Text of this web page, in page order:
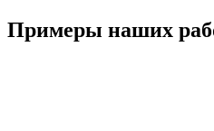
Примеры наших